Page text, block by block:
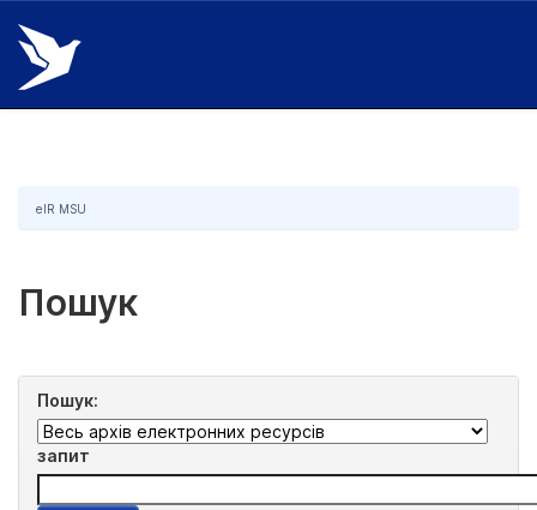
Skip
navigation
eIR MSU
Пошук
Пошук:
запит